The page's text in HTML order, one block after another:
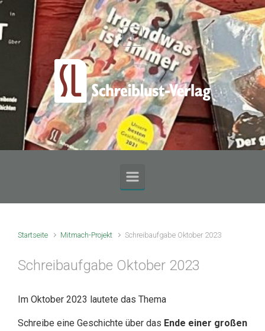
Zum Hauptinhalt springen
Startseite Mitmach-Projekt Schreibaufgabe Oktober 2023
Schreibaufgabe Oktober 2023
Im Oktober 2023 lautete das Thema
Schreibe eine Geschichte über das Ende einer großen